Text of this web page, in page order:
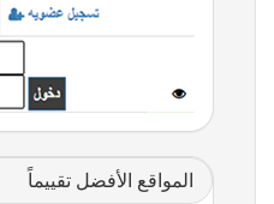
المواقع الأفضل تقييماً